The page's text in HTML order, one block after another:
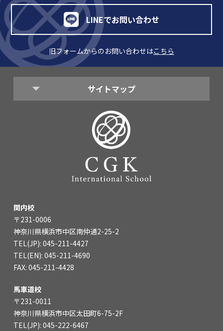
LINEでお問い合わせ
旧フォームからのお問い合わせはこちら
サイトマップ
関内校
〒231-0006
神奈川県横浜市中区南仲通2-25-2
TEL(JP): 045-211-4427
TEL(EN): 045-211-4690
FAX: 045-211-4428
馬車道校
〒231-0011
神奈川県横浜市中区太田町6-75-2F
TEL(JP): 045-222-6467